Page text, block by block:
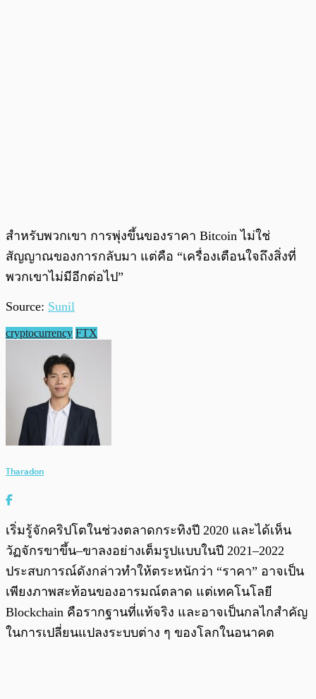
สำหรับพวกเขา การพุ่งขึ้นของราคา Bitcoin ไม่ใช่
สัญญาณของการกลับมา แต่คือ “เครื่องเตือนใจถึงสิ่งที่
พวกเขาไม่มีอีกต่อไป”
Source: Sunil
cryptocurrency FTX
Tharadon
เริ่มรู้จักคริปโตในช่วงตลาดกระทิงปี 2020 และได้เห็น
วัฏจักรขาขึ้น–ขาลงอย่างเต็มรูปแบบในปี 2021–2022
ประสบการณ์ดังกล่าวทำให้ตระหนักว่า “ราคา” อาจเป็น
เพียงภาพสะท้อนของอารมณ์ตลาด แต่เทคโนโลยี
Blockchain คือรากฐานที่แท้จริง และอาจเป็นกลไกสำคัญ
ในการเปลี่ยนแปลงระบบต่าง ๆ ของโลกในอนาคต